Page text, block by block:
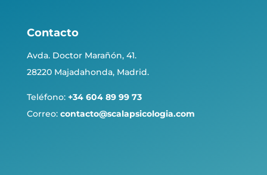
Contacto
Avda. Doctor Marañón, 41.
28220 Majadahonda, Madrid.
Teléfono: +34 604 89 99 73
Correo: contacto@scalapsicologia.com